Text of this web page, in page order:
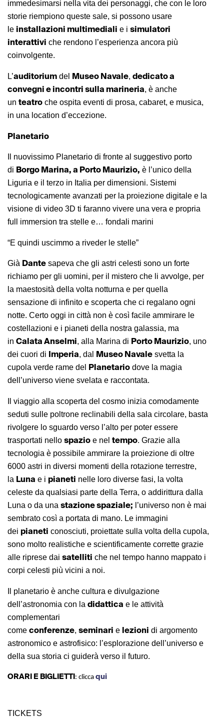
immedesimarsi nella vita dei personaggi, che con le loro
storie riempiono queste sale, si possono usare
le installazioni multimediali e i simulatori
interattivi che rendono l’esperienza ancora più
coinvolgente.
L’auditorium del Museo Navale, dedicato a
convegni e incontri sulla marineria, è anche
un teatro che ospita eventi di prosa, cabaret, e musica,
in una location d’eccezione.
Planetario
Il nuovissimo Planetario di fronte al suggestivo porto
di Borgo Marina, a Porto Maurizio, è l’unico della
Liguria e il terzo in Italia per dimensioni. Sistemi
tecnologicamente avanzati per la proiezione digitale e la
visione di video 3D ti faranno vivere una vera e propria
full immersion tra stelle e… fondali marini
“E quindi uscimmo a riveder le stelle”
Già Dante sapeva che gli astri celesti sono un forte
richiamo per gli uomini, per il mistero che li avvolge, per
la maestosità della volta notturna e per quella
sensazione di infinito e scoperta che ci regalano ogni
notte. Certo oggi in città non è così facile ammirare le
costellazioni e i pianeti della nostra galassia, ma
in Calata Anselmi, alla Marina di Porto Maurizio, uno
dei cuori di Imperia, dal Museo Navale svetta la
cupola verde rame del Planetario dove la magia
dell’universo viene svelata e raccontata.
Il viaggio alla scoperta del cosmo inizia comodamente
seduti sulle poltrone reclinabili della sala circolare, basta
rivolgere lo sguardo verso l’alto per poter essere
trasportati nello spazio e nel tempo. Grazie alla
tecnologia è possibile ammirare la proiezione di oltre
6000 astri in diversi momenti della rotazione terrestre,
la Luna e i pianeti nelle loro diverse fasi, la volta
celeste da qualsiasi parte della Terra, o addirittura dalla
Luna o da una stazione spaziale; l’universo non è mai
sembrato così a portata di mano. Le immagini
dei pianeti conosciuti, proiettate sulla volta della cupola,
sono molto realistiche e scientificamente corrette grazie
alle riprese dai satelliti che nel tempo hanno mappato i
corpi celesti più vicini a noi.
Il planetario è anche cultura e divulgazione
dell’astronomia con la didattica e le attività
complementari
come conferenze, seminari e lezioni di argomento
astronomico e astrofisico: l’esplorazione dell’universo e
della sua storia ci guiderà verso il futuro.
ORARI E BIGLIETTI: clicca qui
TICKETS